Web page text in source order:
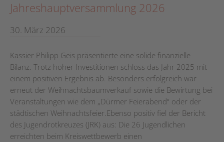
Jahreshauptversammlung 2026
30. März 2026
Kassier Philipp Geis präsentierte eine solide finanzielle
Bilanz. Trotz hoher Investitionen schloss das Jahr 2025 mit
einem positiven Ergebnis ab. Besonders erfolgreich war
erneut der Weihnachtsbaumverkauf sowie die Bewirtung bei
Veranstaltungen wie dem „Dürmer Feierabend“ oder der
städtischen Weihnachtsfeier.Ebenso positiv fiel der Bericht
des Jugendrotkreuzes (JRK) aus: Die 26 Jugendlichen
erreichten beim Kreiswettbewerb einen